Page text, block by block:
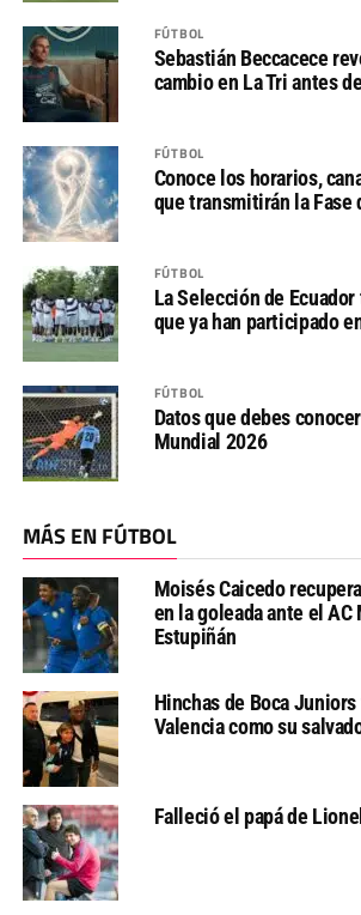
FÚTBOL
Sebastián Beccacece
cambio en La Tri antes
FÚTBOL
Conoce los horarios,
que transmitirán la Fase
FÚTBOL
La Selección de
que ya han participado
FÚTBOL
Datos que debes
Mundial 2026
MÁS EN FÚTBOL
Moisés Caicedo
en la goleada ante el
Estupiñán
Hinchas de Boca Juniors
Valencia como su
Falleció el papá de